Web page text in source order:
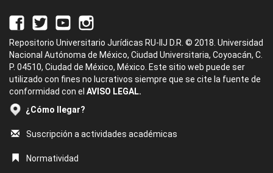
Repositorio Universitario Jurídicas RU-IIJ D.R. © 2018. Universidad
Nacional Autónoma de México, Ciudad Universitaria, Coyoacán, C.
P. 04510, Ciudad de México, México. Este sitio web puede ser
utilizado con fines no lucrativos siempre que se cite la fuente de
conformidad con el AVISO LEGAL.
¿Cómo llegar?
Suscripción a actividades académicas
Normatividad